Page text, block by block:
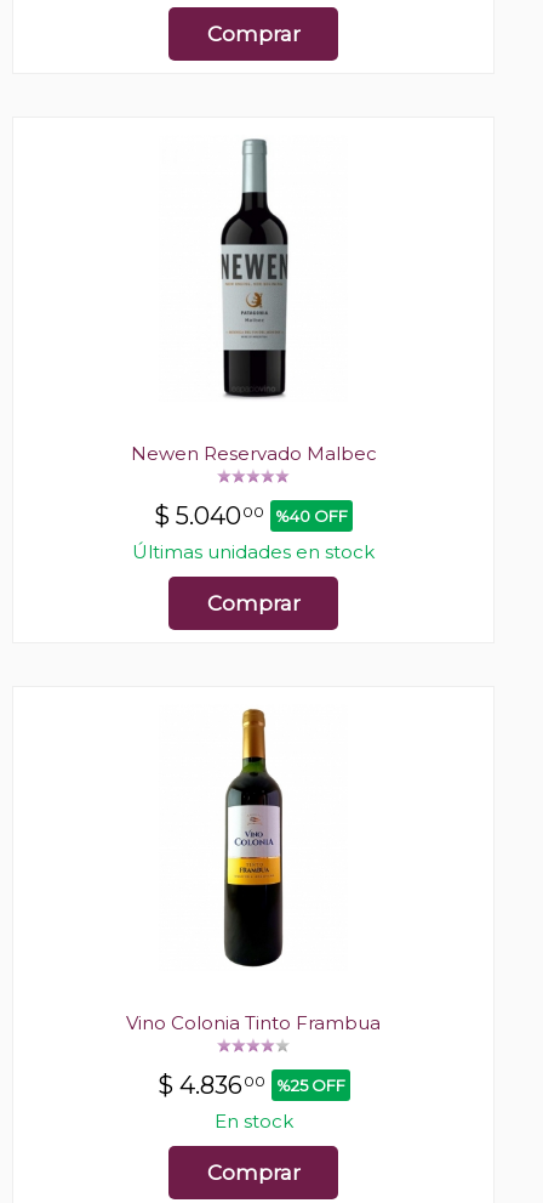
Comprar
Newen Reservado Malbec
$ 5.04000 %40 OFF
Últimas unidades en stock
Comprar
Vino Colonia Tinto Frambua
$ 4.83600 %25 OFF
En stock
Comprar